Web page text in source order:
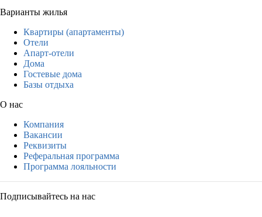
Варианты жилья
Квартиры (апартаменты)
Отели
Апарт-отели
Дома
Гостевые дома
Базы отдыха
О нас
Компания
Вакансии
Реквизиты
Реферальная программа
Программа лояльности
Подписывайтесь на нас